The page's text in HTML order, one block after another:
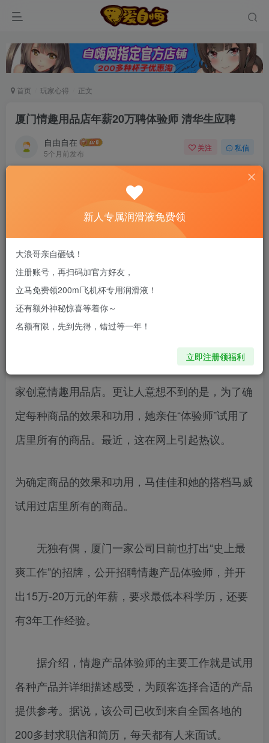
首页 玩家心得 正文
厦门情趣用品店年薪20万聘体验师 清华生应聘
自由自在
5个月前发布
关注 私信
新老司机速来！注册自嗨网+扫码加好友，即
送200ml润滑液→
内容摘要：厦门一家公司日前也打出“史上最爽工
作”的招牌，公开招聘情趣产品体验师，并开出15
万-20万元的年薪，要求最低本科学历，还要有3年
工作经验。
中国传媒大学90后女生马佳佳，毕业后开了一
家创意情趣用品店。更让人意想不到的是，为了确
定每种商品的效果和功用，她亲任“体验师”试用了
店里所有的商品。最近，这在网上引起热议。
为确定商品的效果和功用，马佳佳和她的搭档马威
试用过店里所有的商品。
无独有偶，厦门一家公司日前也打出“史上最
爽工作”的招牌，公开招聘情趣产品体验师，并开
出15万-20万元的年薪，要求最低本科学历，还要
有3年工作经验。
据介绍，情趣产品体验师的主要工作就是试用
各种产品并详细描述感受，为顾客选择合适的产品
提供参考。据说，该公司已收到来自全国各地的
200多封求职信和简历，每天都有人来面试。
新人专属润滑液免费领
大浪哥亲自砸钱！
注册账号，再扫码加官方好友，
立马免费领200ml飞机杯专用润滑液！
还有额外神秘惊喜等着你～
名额有限，先到先得，错过等一年！
立即注册领福利